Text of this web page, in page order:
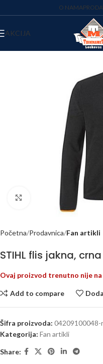
O NAMA
AKCIJA
Kliknite za uvećanje
Početna Prodavnica Fan artikli
STIHL flis jakna, crna
Ovaj proizvod trenutno nije
Add to compare
Šifra proizvoda: 04209100048-
Kategorija: Fan artikli
Share: